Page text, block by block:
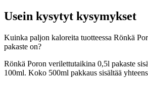
Usein kysytyt kysymykset
Kuinka paljon kaloreita tuotteessa Rönkä
pakaste on?
Rönkä Poron verilettutaikina 0,5l pakaste
100ml. Koko 500ml pakkaus sisältää